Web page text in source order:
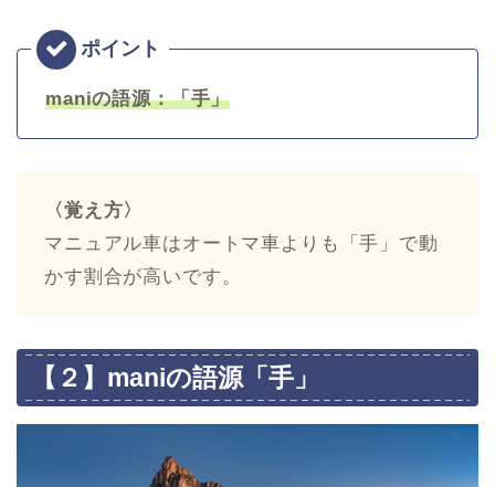
maniの語源：「手」
〈覚え方〉
マニュアル車はオートマ車よりも「手」で動
かす割合が高いです。
【２】maniの語源「手」